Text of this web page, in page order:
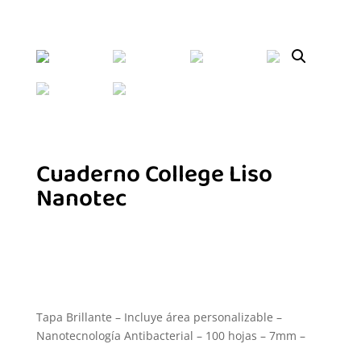
Cuaderno College Liso
Nanotec
Tapa Brillante – Incluye área personalizable –
Nanotecnología Antibacterial – 100 hojas – 7mm –